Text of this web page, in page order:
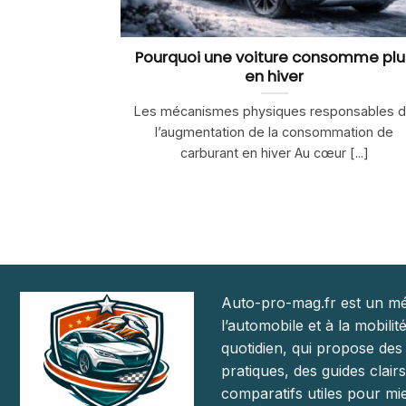
Pourquoi une voiture consomme
en hiver
Les mécanismes physiques responsables
l’augmentation de la consommation de
carburant en hiver Au cœur [...]
Auto-pro-mag.fr est un
l’automobile et à la
quotidien, qui propose des
pratiques, des guides
comparatifs utiles pour